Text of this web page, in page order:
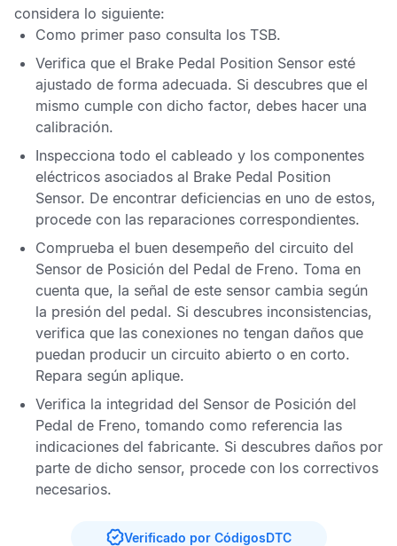
considera lo siguiente:
Como primer paso consulta los TSB.
Verifica que el Brake Pedal Position Sensor esté
ajustado de forma adecuada. Si descubres que el
mismo cumple con dicho factor, debes hacer una
calibración.
Inspecciona todo el cableado y los componentes
eléctricos asociados al Brake Pedal Position
Sensor. De encontrar deficiencias en uno de estos,
procede con las reparaciones correspondientes.
Comprueba el buen desempeño del circuito del
Sensor de Posición del Pedal de Freno. Toma en
cuenta que, la señal de este sensor cambia según
la presión del pedal. Si descubres inconsistencias,
verifica que las conexiones no tengan daños que
puedan producir un circuito abierto o en corto.
Repara según aplique.
Verifica la integridad del Sensor de Posición del
Pedal de Freno, tomando como referencia las
indicaciones del fabricante. Si descubres daños por
parte de dicho sensor, procede con los correctivos
necesarios.
Verificado por CódigosDTC